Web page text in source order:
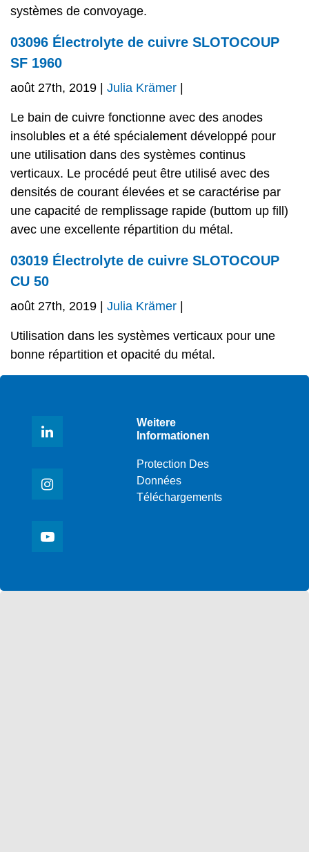
systèmes de convoyage.
03096 Électrolyte de cuivre SLOTOCOUP
SF 1960
août 27th, 2019 | Julia Krämer
Le bain de cuivre fonctionne avec des anodes
insolubles et a été spécialement développé pour
une utilisation dans des systèmes continus
verticaux. Le procédé peut être utilisé avec des
densités de courant élevées et se caractérise par
une capacité de remplissage rapide (buttom up fill)
avec une excellente répartition du métal.
03019 Électrolyte de cuivre SLOTOCOUP
CU 50
août 27th, 2019 | Julia Krämer
Utilisation dans les systèmes verticaux pour une
bonne répartition et opacité du métal.
Weitere
Informationen
Protection Des
Données
Téléchargements